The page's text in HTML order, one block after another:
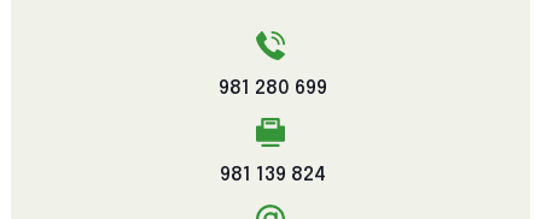
981 280 699
981 139 824